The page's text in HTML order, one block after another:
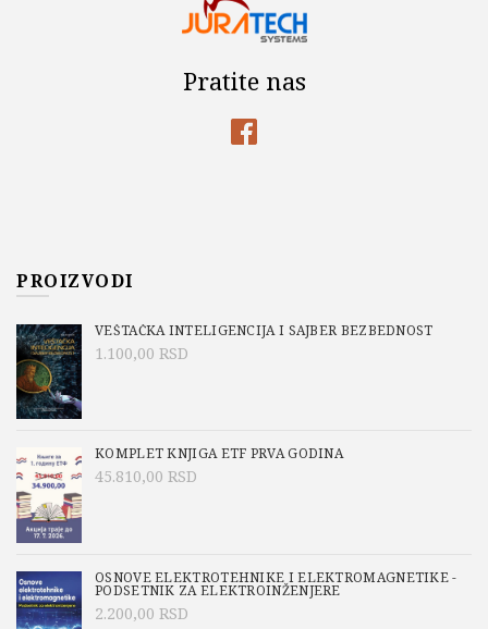
Pratite nas
PROIZVODI
VEŠTAČKA INTELIGENCIJA I SAJBER BEZBEDNOST
1.100,00 RSD
KOMPLET KNJIGA ETF PRVA GODINA
45.810,00 RSD
OSNOVE ELEKTROTEHNIKE I ELEKTROMAGNETIKE -
PODSETNIK ZA ELEKTROINŽENJERE
2.200,00 RSD